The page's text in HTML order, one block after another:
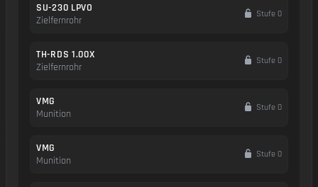
SU-230 LPVO
Zielfernrohr
Stufe 0
TH-RDS 1.00X
Zielfernrohr
Stufe 0
VMG
Munition
Stufe 0
VMG
Munition
Stufe 0